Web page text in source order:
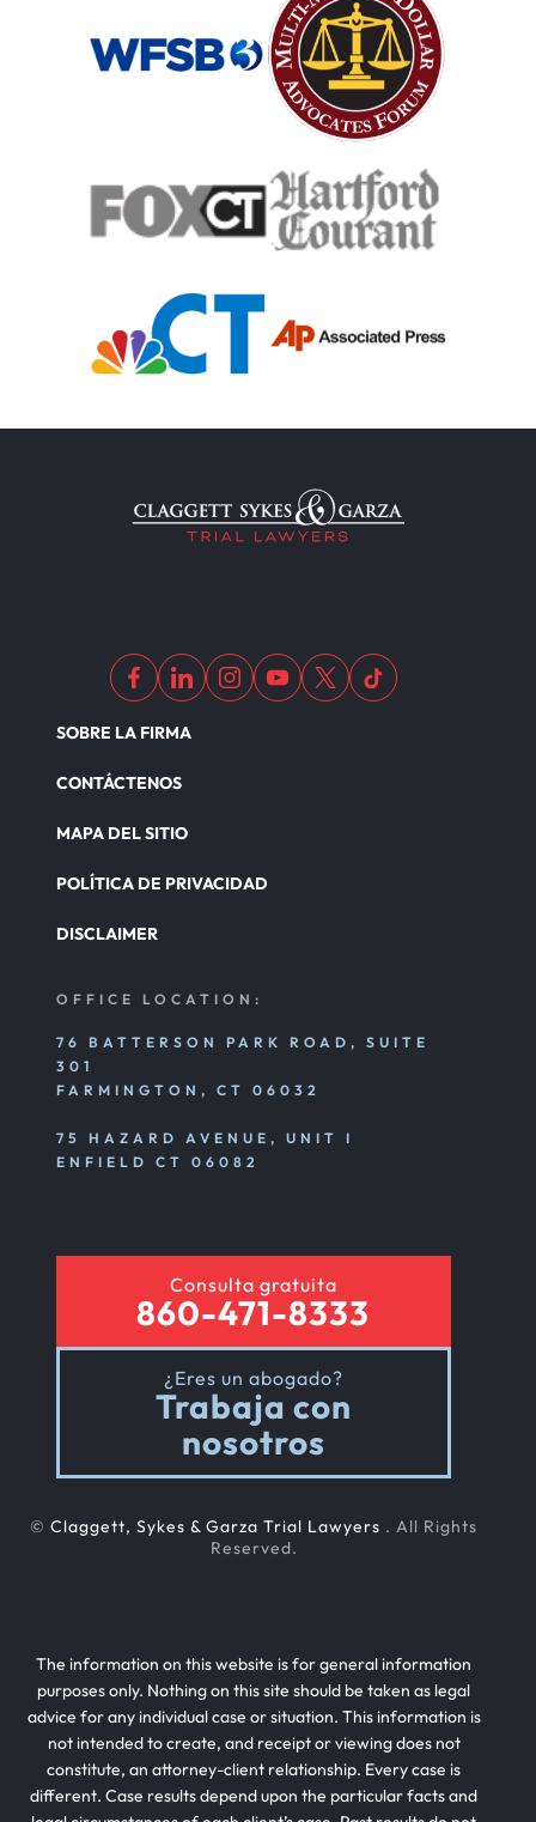
SOBRE LA FIRMA
CONTÁCTENOS
MAPA DEL SITIO
POLÍTICA DE PRIVACIDAD
DISCLAIMER
OFFICE LOCATION:
76 BATTERSON PARK ROAD, SUITE
301
FARMINGTON, CT 06032
75 HAZARD AVENUE, UNIT I
ENFIELD CT 06082
Consulta gratuita
860-471-8333
¿Eres un abogado?
Trabaja con
nosotros
© Claggett, Sykes & Garza Trial Lawyers . All Rights
Reserved.
The information on this website is for general information
purposes only. Nothing on this site should be taken as legal
advice for any individual case or situation. This information is
not intended to create, and receipt or viewing does not
constitute, an attorney-client relationship. Every case is
different. Case results depend upon the particular facts and